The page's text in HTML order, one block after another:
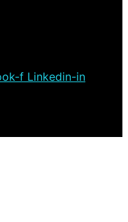
f Linkedin-in